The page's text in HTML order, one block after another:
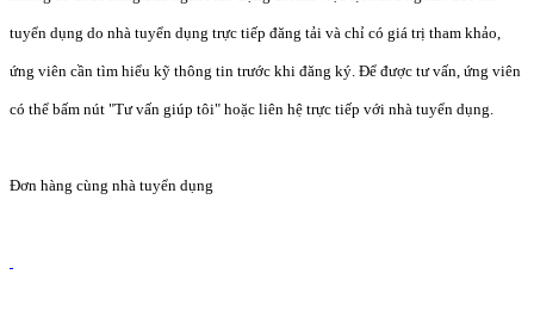
tuyển dụng do nhà tuyển dụng trực tiếp đăng tải và chỉ có giá trị tham khảo,
ứng viên cần tìm hiểu kỹ thông tin trước khi đăng ký. Để được tư vấn, ứng viên
có thể bấm nút "Tư vấn giúp tôi" hoặc liên hệ trực tiếp với nhà tuyển dụng.
Đơn hàng cùng nhà tuyển dụng